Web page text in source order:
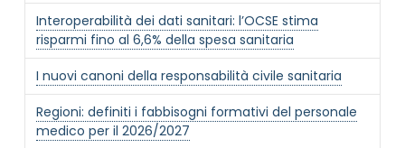
Interoperabilità dei dati sanitari: l’OCSE stima
risparmi fino al 6,6% della spesa sanitaria
I nuovi canoni della responsabilità civile sanitaria
Regioni: definiti i fabbisogni formativi del personale
medico per il 2026/2027